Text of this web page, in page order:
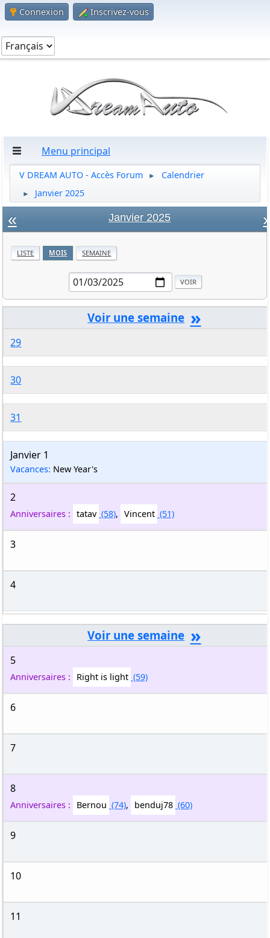
Connexion Inscrivez-vous
Menu principal
V DREAM AUTO - Accès Forum ► Calendrier
► Janvier 2025
« »
Janvier 2025
LISTE MOIS SEMAINE
»
29
30
31
Janvier 1
Vacances: New Year's
2
Anniversaires : tatav (58), Vincent (51)
3
4
»
5
Anniversaires : Right is light (59)
6
7
8
Anniversaires : Bernou (74), benduj78 (60)
9
10
11